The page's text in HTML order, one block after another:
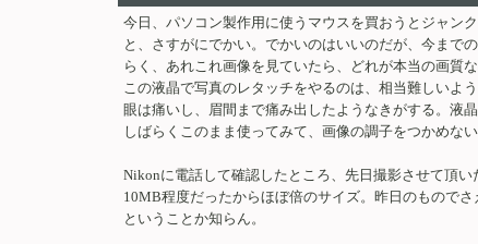
今日、パソコン製作用に使うマウスを買おうとジャン
と、さすがにでかい。でかいのはいいのだが、今まで
らく、あれこれ画像を見ていたら、どれが本当の画質
この液晶で写真のレタッチをやるのは、相当難しいよう
眼は痛いし、眉間まで痛み出したようなきがする。液
しばらくこのまま使ってみて、画像の調子をつかめな
Nikonに電話して確認したところ、先日撮影させて頂
10MB程度だったからほぼ倍のサイズ。昨日のもので
ということか知らん。